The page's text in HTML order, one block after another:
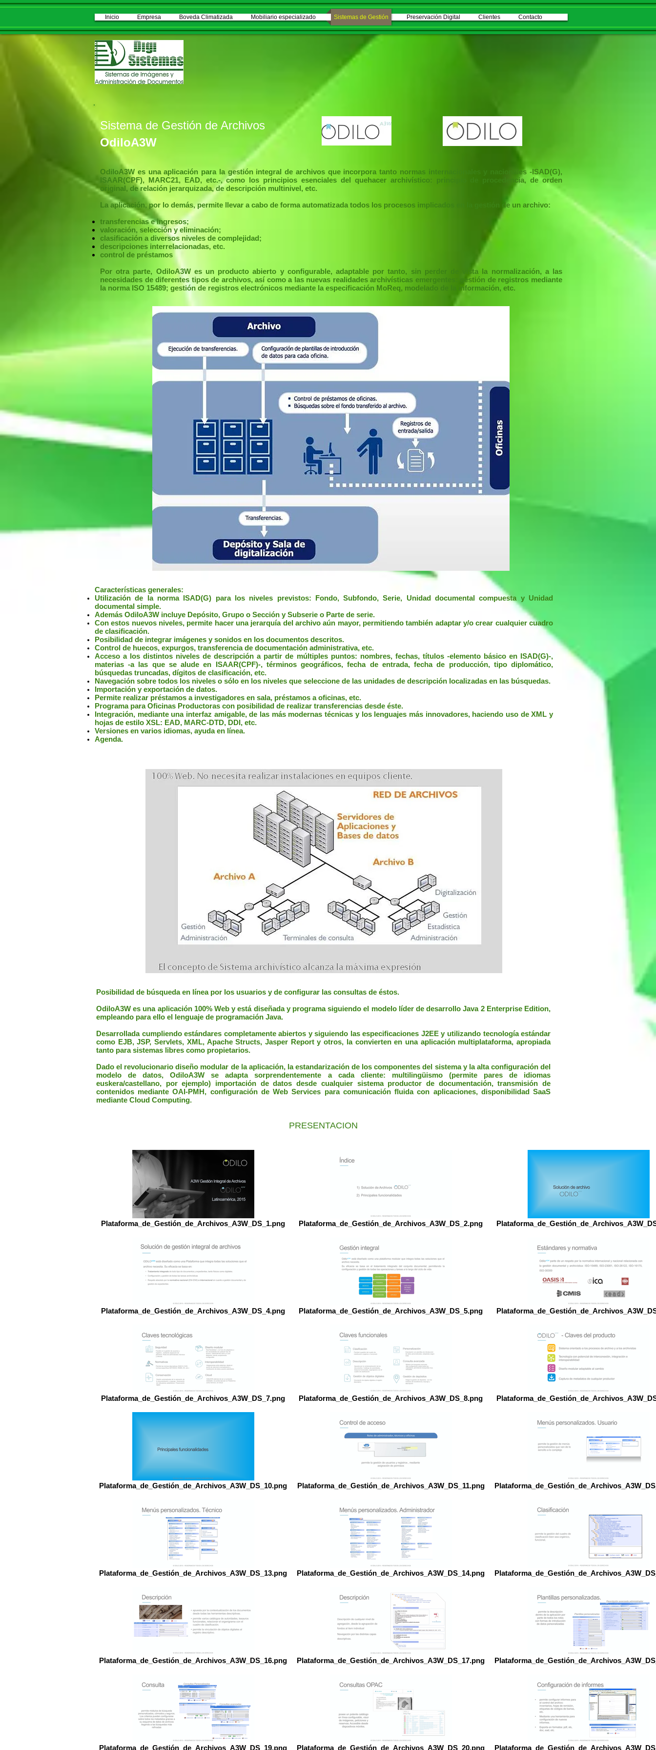
Inicio Empresa Boveda Climatizada Mobiliario especializado Sistemas de Gestión Preservación Digital Clientes Contacto
Sistema de Gestión de Archivos
OdiloA3W
OdiloA3W es una aplicación para la gestión integral de archivos que incorpora tanto normas internacionales y nacionales -ISAD(G),
ISAAR(CPF), MARC21, EAD, etc.-, como los principios esenciales del quehacer archivístico: principio de procedencia, de orden
original, de relación jerarquizada, de descripción multinivel, etc.
La aplicación, por lo demás, permite llevar a cabo de forma automatizada todos los procesos implicados en la gestión de un archivo:
transferencias e ingresos;
valoración, selección y eliminación;
clasificación a diversos niveles de complejidad;
descripciones interrelacionadas, etc.
control de préstamos
Por otra parte, OdiloA3W es un producto abierto y configurable, adaptable por tanto, sin perder de vista la normalización, a las
necesidades de diferentes tipos de archivos, así como a las nuevas realidades archivísticas emergentes: gestión de registros mediante
la norma ISO 15489; gestión de registros electrónicos mediante la especificación MoReq, modelado de la información, etc.
Características generales:
Utilización de la norma ISAD(G) para los niveles previstos: Fondo, Subfondo, Serie, Unidad documental compuesta y Unidad
documental simple.
Además OdiloA3W incluye Depósito, Grupo o Sección y Subserie o Parte de serie.
Con estos nuevos niveles, permite hacer una jerarquía del archivo aún mayor, permitiendo también adaptar y/o crear cualquier cuadro
de clasificación.
Posibilidad de integrar imágenes y sonidos en los documentos descritos.
Control de huecos, expurgos, transferencia de documentación administrativa, etc.
Acceso a los distintos niveles de descripción a partir de múltiples puntos: nombres, fechas, títulos -elemento básico en ISAD(G)-,
materias -a las que se alude en ISAAR(CPF)-, términos geográficos, fecha de entrada, fecha de producción, tipo diplomático,
búsquedas truncadas, dígitos de clasificación, etc.
Navegación sobre todos los niveles o sólo en los niveles que seleccione de las unidades de descripción localizadas en las búsquedas.
Importación y exportación de datos.
Permite realizar préstamos a investigadores en sala, préstamos a oficinas, etc.
Programa para Oficinas Productoras con posibilidad de realizar transferencias desde éste.
Integración, mediante una interfaz amigable, de las más modernas técnicas y los lenguajes más innovadores, haciendo uso de XML y
hojas de estilo XSL: EAD, MARC-DTD, DDI, etc.
Versiones en varios idiomas, ayuda en línea.
Agenda.
Posibilidad de búsqueda en línea por los usuarios y de configurar las consultas de éstos.
OdiloA3W es una aplicación 100% Web y está diseñada y programa siguiendo el modelo líder de desarrollo Java 2 Enterprise Edition,
empleando para ello el lenguaje de programación Java.
Desarrollada cumpliendo estándares completamente abiertos y siguiendo las especificaciones J2EE y utilizando tecnología estándar
como EJB, JSP, Servlets, XML, Apache Structs, Jasper Report y otros, la convierten en una aplicación multiplataforma, apropiada
tanto para sistemas libres como propietarios.
Dado el revolucionario diseño modular de la aplicación, la estandarización de los componentes del sistema y la alta configuración del
modelo de datos, OdiloA3W se adapta sorprendentemente a cada cliente: multilingüismo (permite pares de idiomas
euskera/castellano, por ejemplo) importación de datos desde cualquier sistema productor de documentación, transmisión de
contenidos mediante OAI-PMH, configuración de Web Services para comunicación fluida con aplicaciones, disponibilidad SaaS
mediante Cloud Computing.
PRESENTACION
Plataforma_de_Gestión_de_Archivos_A3W_DS_1.png Plataforma_de_Gestión_de_Archivos_A3W_DS_2.png
Plataforma_de_Gestión_de_Archivos_A3W_DS_4.png Plataforma_de_Gestión_de_Archivos_A3W_DS_5.png
Plataforma_de_Gestión_de_Archivos_A3W_DS_7.png Plataforma_de_Gestión_de_Archivos_A3W_DS_8.png
Plataforma_de_Gestión_de_Archivos_A3W_DS_10.png Plataforma_de_Gestión_de_Archivos_A3W_DS_11.png
Plataforma_de_Gestión_de_Archivos_A3W_DS_13.png Plataforma_de_Gestión_de_Archivos_A3W_DS_14.png
Plataforma_de_Gestión_de_Archivos_A3W_DS_16.png Plataforma_de_Gestión_de_Archivos_A3W_DS_17.png
Plataforma_de_Gestión_de_Archivos_A3W_DS_19.png Plataforma_de_Gestión_de_Archivos_A3W_DS_20.png